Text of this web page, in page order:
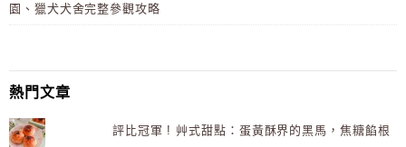
園、獵犬犬舍完整參觀攻略
熱門文章
評比冠軍 ! 艸式甜點：蛋黃酥界的黑馬，焦糖餡根